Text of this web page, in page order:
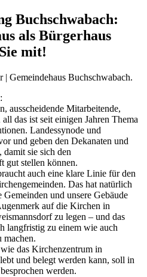
Buchschwabach:
als Bürgerhaus
mit!
Gemeindehaus Buchschwabach.
ausscheidende Mitarbeitende,
das ist seit einigen Jahren Thema
Landessynode und
und geben den Dekanaten und
sie sich den
gut stellen können.
auch eine klare Linie für den
Das hat natürlich
und unsere Gebäude
auf die Kirchen in
zu legen – und das
langfristig zu einem wie auch
machen.
das Kirchenzentrum in
und belegt werden kann, soll in
werden.